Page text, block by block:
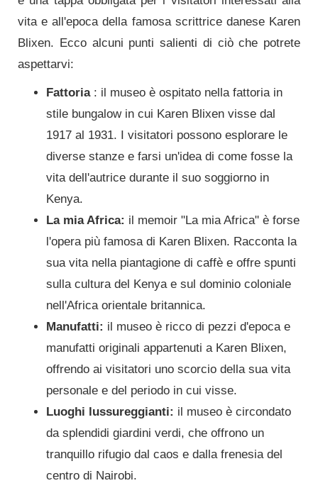
vita e all'epoca della famosa scrittrice danese Karen
Blixen. Ecco alcuni punti salienti di ciò che potrete
aspettarvi:
Fattoria : il museo è ospitato nella fattoria in
stile bungalow in cui Karen Blixen visse dal
1917 al 1931. I visitatori possono esplorare le
diverse stanze e farsi un'idea di come fosse la
vita dell'autrice durante il suo soggiorno in
Kenya.
La mia Africa: il memoir "La mia Africa" ​​è forse
l'opera più famosa di Karen Blixen. Racconta la
sua vita nella piantagione di caffè e offre spunti
sulla cultura del Kenya e sul dominio coloniale
nell'Africa orientale britannica.
Manufatti: il museo è ricco di pezzi d'epoca e
manufatti originali appartenuti a Karen Blixen,
offrendo ai visitatori uno scorcio della sua vita
personale e del periodo in cui visse.
Luoghi lussureggianti: il museo è circondato
da splendidi giardini verdi, che offrono un
tranquillo rifugio dal caos e dalla frenesia del
centro di Nairobi.